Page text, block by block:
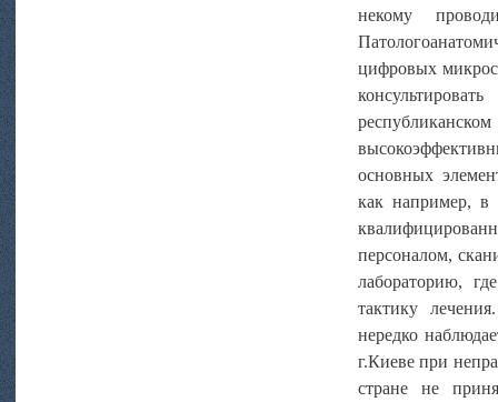
некому
цифровых
основных
как например, в
персоналом,
лабораторию,
тактику
нередко
г.Киеве при
стране не